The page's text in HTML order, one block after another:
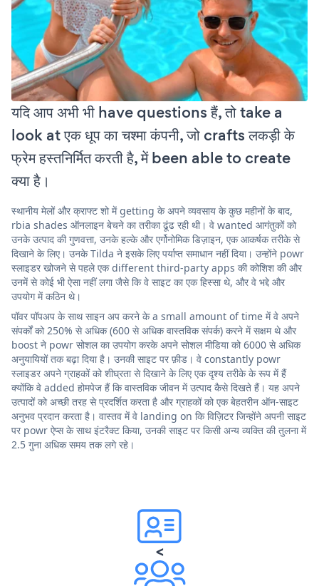
यदि आप अभी भी have questions हैं, तो take a
look at एक धूप का चश्मा कंपनी, जो crafts लकड़ी के
फ्रेम हस्तनिर्मित करती है, में been able to create
क्या है।
स्थानीय मेलों और क्राफ्ट शो में getting के अपने व्यवसाय के कुछ महीनों के बाद,
rbia shades ऑनलाइन बेचने का तरीका ढूंढ रही थी। वे wanted आगंतुकों को
उनके उत्पाद की गुणवत्ता, उनके हल्के और एर्गोनोमिक डिज़ाइन, एक आकर्षक तरीके से
दिखाने के लिए। उनके Tilda ने इसके लिए पर्याप्त समाधान नहीं दिया। उन्होंने powr
स्लाइडर खोजने से पहले एक different third-party apps की कोशिश की और
उनमें से कोई भी ऐसा नहीं लगा जैसे कि वे साइट का एक हिस्सा थे, और वे भद्दे और
उपयोग में कठिन थे।
पॉवर पॉपअप के साथ साइन अप करने के a small amount of time में वे अपने
संपर्कों को 250% से अधिक (600 से अधिक वास्तविक संपर्क) करने में सक्षम थे और
boost ने powr सोशल का उपयोग करके अपने सोशल मीडिया को 6000 से अधिक
अनुयायियों तक बढ़ा दिया है। उनकी साइट पर फ़ीड। वे constantly powr
स्लाइडर अपने ग्राहकों को शीघ्रता से दिखाने के लिए एक दृश्य तरीके के रूप में हैं
क्योंकि वे added होमपेज हैं कि वास्तविक जीवन में उत्पाद कैसे दिखते हैं। यह अपने
उत्पादों को अच्छी तरह से प्रदर्शित करता है और ग्राहकों को एक बेहतरीन ऑन-साइट
अनुभव प्रदान करता है। वास्तव में वे landing on कि विज़िटर जिन्होंने अपनी साइट
पर powr ऐप्स के साथ इंटरैक्ट किया, उनकी साइट पर किसी अन्य व्यक्ति की तुलना में
2.5 गुना अधिक समय तक लगे रहे।
<